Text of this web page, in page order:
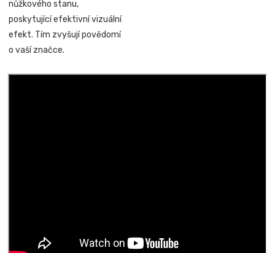
nůžkového stanu,
poskytující efektivní vizuální
efekt. Tím zvyšují povědomí
o vaší značce.